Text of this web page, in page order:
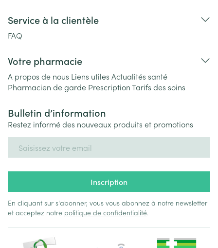
Service à la clientèle
FAQ
Votre pharmacie
A propos de nous Liens utiles Actualités santé
Pharmacien de garde PrescriptionTarifs des soins
Bulletin d’information
Restez informé des nouveaux produits et promotions
Inscription
En cliquant sur s'abonner, vous vous abonnez à notre newsletter
et acceptez notre politique de confidentialité.